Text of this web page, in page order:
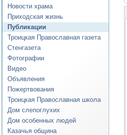
Новости храма
Приходская жизнь
Публикации
Троицкая Православная газета
Стенгазета
Фотографии
Видео
Объявления
Пожертвования
Троицкая Православная школа
Дом слепоглухих
Дом особенных людей
Казачья община